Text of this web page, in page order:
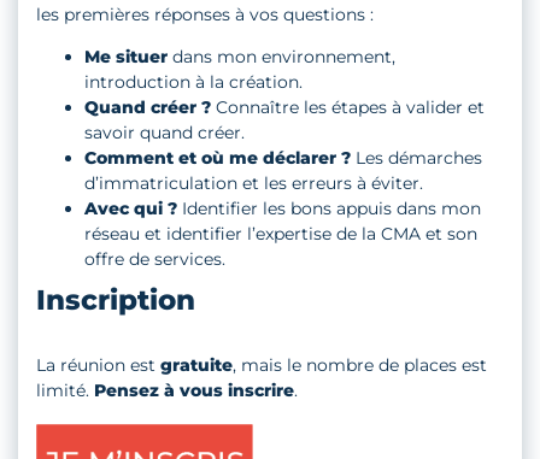
les premières réponses à vos questions :
Me situer dans mon environnement,
introduction à la création.
Quand créer ? Connaître les étapes à valider et
savoir quand créer.
Comment et où me déclarer ? Les démarches
d’immatriculation et les erreurs à éviter.
Avec qui ? Identifier les bons appuis dans mon
réseau et identifier l’expertise de la CMA et son
offre de services.
Inscription
La réunion est gratuite, mais le nombre de places est
limité. Pensez à vous inscrire.